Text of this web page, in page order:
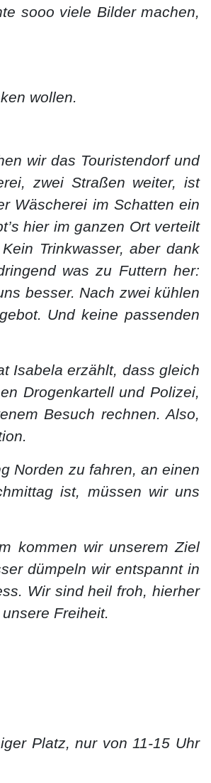
sooo viele Bilder machen,
wollen.
wir das Touristendorf und
zwei Straßen weiter, ist
Wäscherei im Schatten ein
hier im ganzen Ort verteilt
Trinkwasser, aber dank
was zu Futtern her:
besser. Nach zwei kühlen
Und keine passenden
Isabela erzählt, dass gleich
Drogenkartell und Polizei,
Besuch rechnen. Also,
Norden zu fahren, an einen
ist, müssen wir uns
kommen wir unserem Ziel
dümpeln wir entspannt in
Wir sind heil froh, hierher
Freiheit.
Platz, nur von 11-15 Uhr